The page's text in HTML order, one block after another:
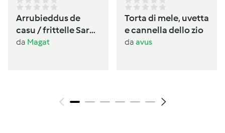
Arrubieddus de
casu / frittelle Sarde
al formaggio di
da Magat
Torta di mele, uvetta
e cannella dello zio
da avus